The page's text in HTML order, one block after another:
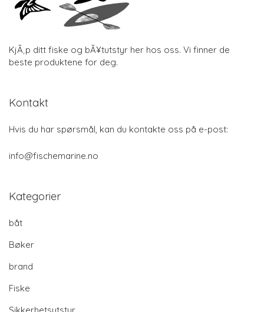
KjÃ¸p ditt fiske og bÃ¥tutstyr her hos oss. Vi finner de
beste produktene for deg.
Kontakt
Hvis du har spørsmål, kan du kontakte oss på e-post:
info@fischemarine.no
Kategorier
båt
Bøker
brand
Fiske